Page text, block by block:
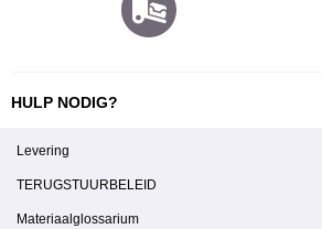
HULP NODIG?
Levering
TERUGSTUURBELEID
Materiaalglossarium